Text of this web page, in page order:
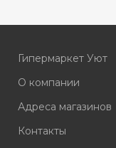
Гипермаркет Уют
О компании
Адреса магазинов
Контакты